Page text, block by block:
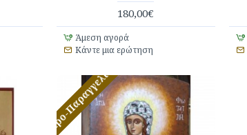
180,00€
Άμεση αγορά
Κάντε μια ερώτηση
Προ-Παραγγελία